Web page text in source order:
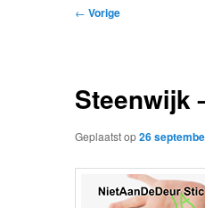
Bericht
← Vorige
Steenwijk
Geplaatst op26